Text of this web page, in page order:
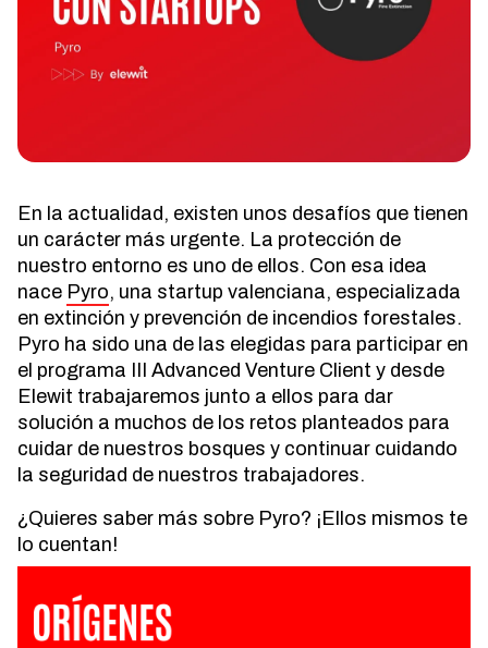
En la actualidad, existen unos desafíos que tienen
un carácter más urgente. La protección de
nuestro entorno es uno de ellos. Con esa idea
nace Pyro, una startup valenciana, especializada
en extinción y prevención de incendios forestales.
Pyro ha sido una de las elegidas para participar en
el programa III Advanced Venture Client y desde
Elewit trabajaremos junto a ellos para dar
solución a muchos de los retos planteados para
cuidar de nuestros bosques y continuar cuidando
la seguridad de nuestros trabajadores.
¿Quieres saber más sobre Pyro? ¡Ellos mismos te
lo cuentan!